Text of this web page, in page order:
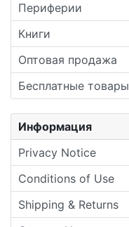
Периферии
Книги
Оптовая продажа
Бесплатные товары
Информация
Privacy Notice
Conditions of Use
Shipping & Returns